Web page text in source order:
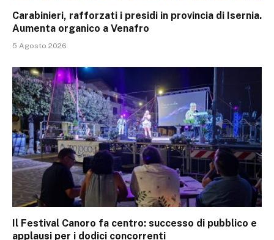
Carabinieri, rafforzati i presidi in provincia di Isernia.
Aumenta organico a Venafro
5 Agosto 2026
Il Festival Canoro fa centro: successo di pubblico e
applausi per i dodici concorrenti